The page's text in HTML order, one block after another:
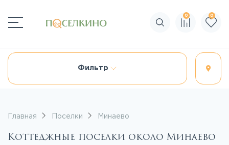
Поиск по сайту
0 0
Фильтр
Главная Поселки Минаево
Коттеджные поселки около Минаево